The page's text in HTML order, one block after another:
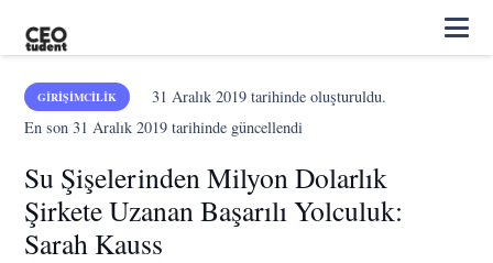
GIRIŞIMCILIK 31 Aralık 2019tarihinde oluşturuldu.
En son31 Aralık 2019 tarihinde güncellendi
Su Şişelerinden Milyon Dolarlık
Şirkete Uzanan Başarılı Yolculuk:
Sarah Kauss